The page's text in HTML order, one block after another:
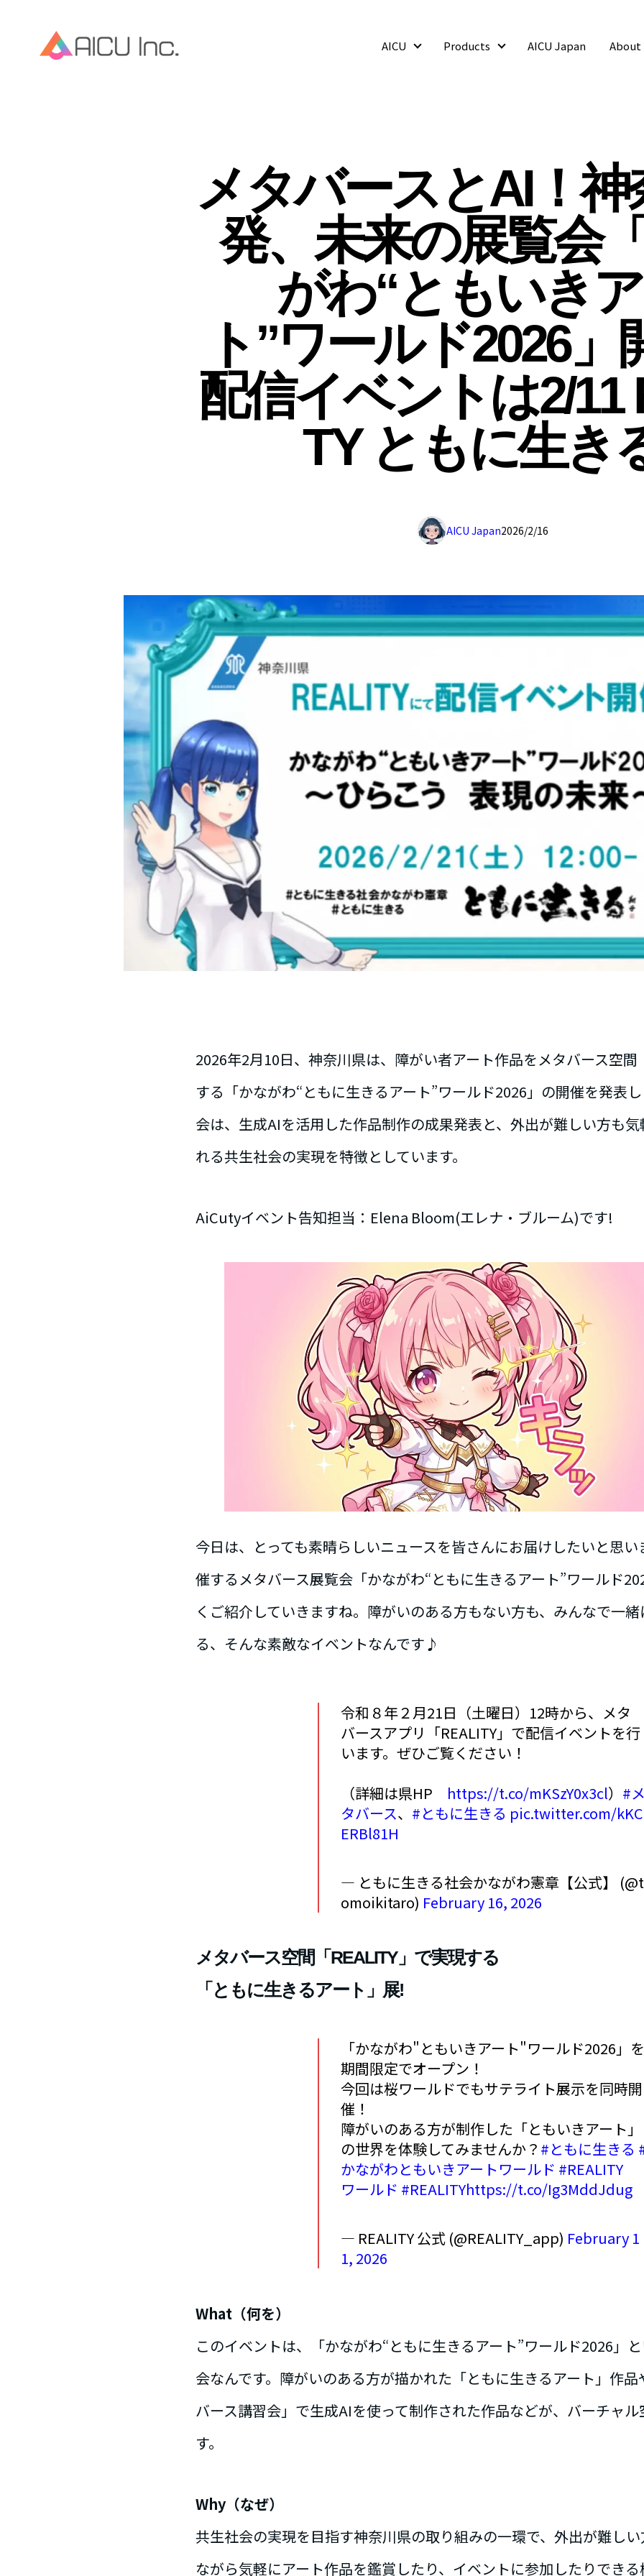
AICU Products AICU Japan About
メタバースとAI！神
発、未来の展覧会
がわ“ともいき
ト”ワールド2026」
配信イベントは2/11
TY ともに生き
2026/2/16
AICU Japan
2026年2月10日、神奈川県は、障がい者アート作品をメタバース空間
する「かながわ“ともに生きるアート”ワールド2026」の開催を発表
会は、生成AIを活用した作品制作の成果発表と、外出が難しい方も
れる共生社会の実現を特徴としています。
AiCutyイベント告知担当：Elena Bloom(エレナ・ブルーム)です!
今日は、とっても素晴らしいニュースを皆さんにお届けしたいと思
催するメタバース展覧会「かながわ“ともに生きるアート”ワールド
くご紹介していきますね。障がいのある方もない方も、みんなで一
る、そんな素敵なイベントなんです♪
令和８年２月21日（土曜日）12時から、メタ
バースアプリ「REALITY」で配信イベントを行
います。ぜひご覧ください！
（詳細は県HP https://t.co/mKSzY0x3cl） #メ
タバース、 #ともに生きる pic.twitter.com/kKC
ERBl81H
— ともに生きる社会かながわ憲章【公式】 (@t
omoikitaro) February 16, 2026
メタバース空間「REALITY」で実現する
「ともに生きるアート」展!
「かながわ"ともいきアート"ワールド2026」を
期間限定でオープン！
今回は桜ワールドでもサテライト展示を同時開
催！
障がいのある方が制作した「ともいきアート」
の世界を体験してみませんか？ #ともに生きる
かながわともいきアートワールド #REALITY
ワールド #REALITYhttps://t.co/Ig3MddJdug
— REALITY 公式 (@REALITY_app) February 1
1, 2026
What（何を）
このイベントは、「かながわ“ともに生きるアート”ワールド2026」
会なんです。障がいのある方が描かれた「ともに生きるアート」作
バース講習会」で生成AIを使って制作された作品などが、バーチャ
す。
Why（なぜ）
共生社会の実現を目指す神奈川県の取り組みの一環で、外出が難し
ながら気軽にアート作品を鑑賞したり、イベントに参加したりでき